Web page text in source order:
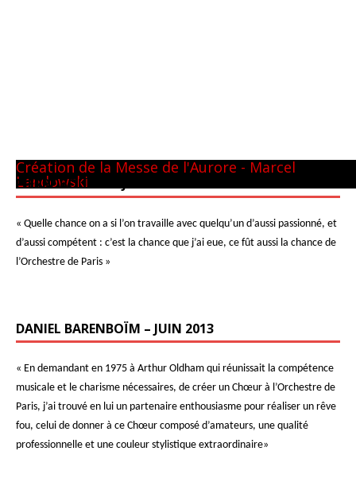
Panthéon - 22 mai 1981
CM GUILINI
Arthur & Daniel
à New-York
avec L. Naouri à Orange
A Tel-Aviv
Avec Michel Plasson
Dernier requiem à Turin
Concert inaugural - Te Deum de Berlioz
Avec Seiji Ozawa
Création de la Messe de l'Aurore - Marcel
Landowski
PIERRE BOULEZ – JUIN 2013
« Quelle chance on a si l’on travaille avec quelqu’un d’aussi passionné, et
d’aussi compétent : c’est la chance que j’ai eue, ce fût aussi la chance de
l’Orchestre de Paris »
DANIEL BARENBOÏM – JUIN 2013
« En demandant en 1975 à Arthur Oldham qui réunissait la compétence
musicale et le charisme nécessaires, de créer un Chœur à l’Orchestre de
Paris, j’ai trouvé en lui un partenaire enthousiasme pour réaliser un rêve
fou, celui de donner à ce Chœur composé d’amateurs, une qualité
professionnelle et une couleur stylistique extraordinaire»